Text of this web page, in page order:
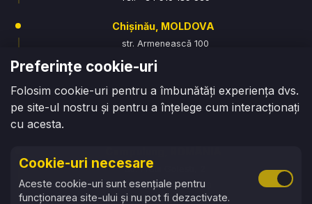
Chișinău, MOLDOVA
str. Armenească 100
Tel: +373 76 070 315
Oradea, ROMÂNIA
Str. Ady Endre, 84
Str. Fratii Golesti, 2
Tel: +40 774 663 896
Preferințe cookie-uri
Folosim cookie-uri pentru a îmbunătăți experiența dvs.
pe site-ul nostru și pentru a înțelege cum interacționați
cu acesta.
Cookie-uri necesare
Aceste cookie-uri sunt esențiale pentru
funcționarea site-ului și nu pot fi dezactivate.
Activare